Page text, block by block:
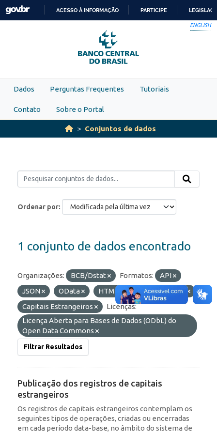
Skip to main content
PARA
O
CONTEÚDO
ACESSO À INFORMAÇÃO PARTICIPE
ENGLISH
Dados Perguntas Frequentes Tutoriais
Contato Sobre o Portal
Conjuntos de dados
Ordenar por
1 conjunto de dados encontrado
Organizações: BCB/Dstat Formatos:
API
JSON
OData HTML Etiquetas:
RDE
Capitais Estrangeiros
Licenças:
Licença Aberta para Bases de Dados (ODbL) do
Open Data Commons
Filtrar Resultados
Publicação dos registros de capitais
estrangeiros
Os registros de capitais estrangeiros contemplam os
seguintes tipos de operações, criadas ou encerradas
em cada período data-base, no âmbito do sistema de